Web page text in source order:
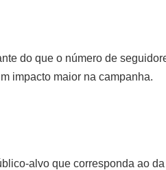
do que o número de
impacto maior na campanha.
alvo que corresponda ao